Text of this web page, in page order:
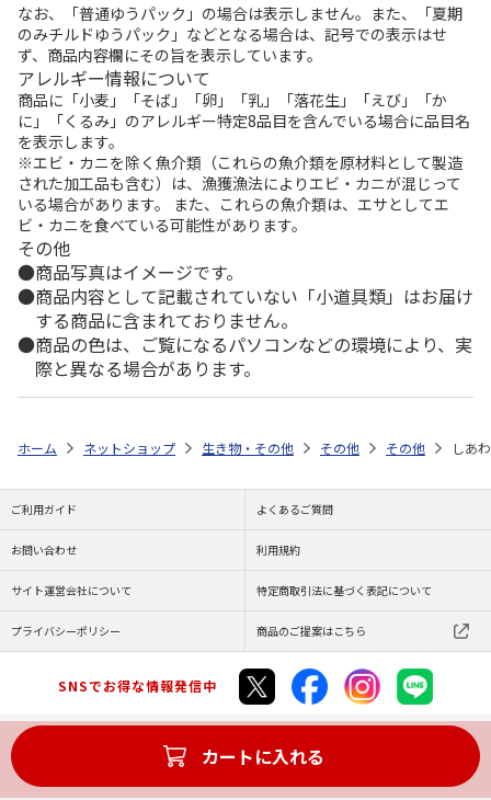
なお、「普通ゆうパック」の場合は表示しません。また、「夏期
のみチルドゆうパック」などとなる場合は、記号での表示はせ
ず、商品内容欄にその旨を表示しています。
アレルギー情報について
商品に「小麦」「そば」「卵」「乳」「落花生」「えび」「か
に」「くるみ」のアレルギー特定8品目を含んでいる場合に品目名
を表示します。
※エビ・カニを除く魚介類（これらの魚介類を原材料として製造
された加工品も含む）は、漁獲漁法によりエビ・カニが混じって
いる場合があります。 また、これらの魚介類は、エサとしてエ
ビ・カニを食べている可能性があります。
その他
商品写真はイメージです。
商品内容として記載されていない「小道具類」はお届け
する商品に含まれておりません。
商品の色は、ご覧になるパソコンなどの環境により、実
際と異なる場合があります。
カートに入れる
ホーム ネットショップ 生き物・その他 その他 その他 しあ
ご利用ガイド よくあるご質問
お問い合わせ 利用規約
サイト運営会社について 特定商取引法に基づく表記について
プライバシーポリシー 商品のご提案はこちら
SNSでお得な情報発信中